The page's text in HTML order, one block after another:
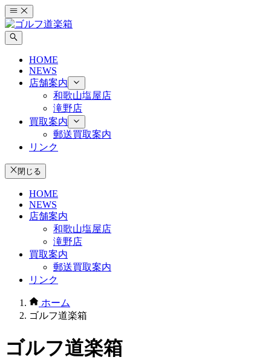
コ
ン
テ
ン
HOME
NEWS
店舗案内
和歌山塩屋店
滝野店
買取案内
郵送買取案内
リンク
閉じる
HOME
NEWS
店舗案内
和歌山塩屋店
滝野店
買取案内
郵送買取案内
リンク
ホーム
ゴルフ道楽箱
ゴルフ道楽箱